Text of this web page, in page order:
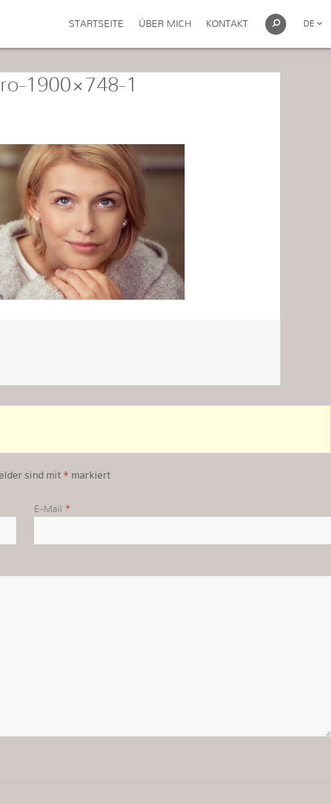
STARTSEITE ÜBER MICH KONTAKT DE
1900×748-1
sind mit* markiert
E-Mail *